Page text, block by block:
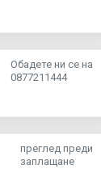
Обадете ни се на
0877211444
преглед преди
заплащане